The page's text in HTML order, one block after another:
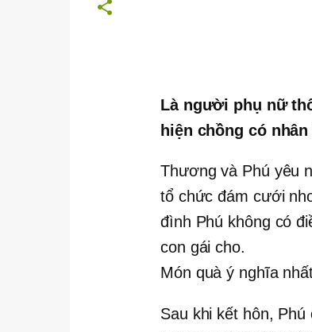
Là người phụ nữ
hiện chồng có
Thương và Phú yêu
tổ chức đám cưới
đình Phú không có
con gái cho.
Món quà ý nghĩa
Sau khi kết hôn,